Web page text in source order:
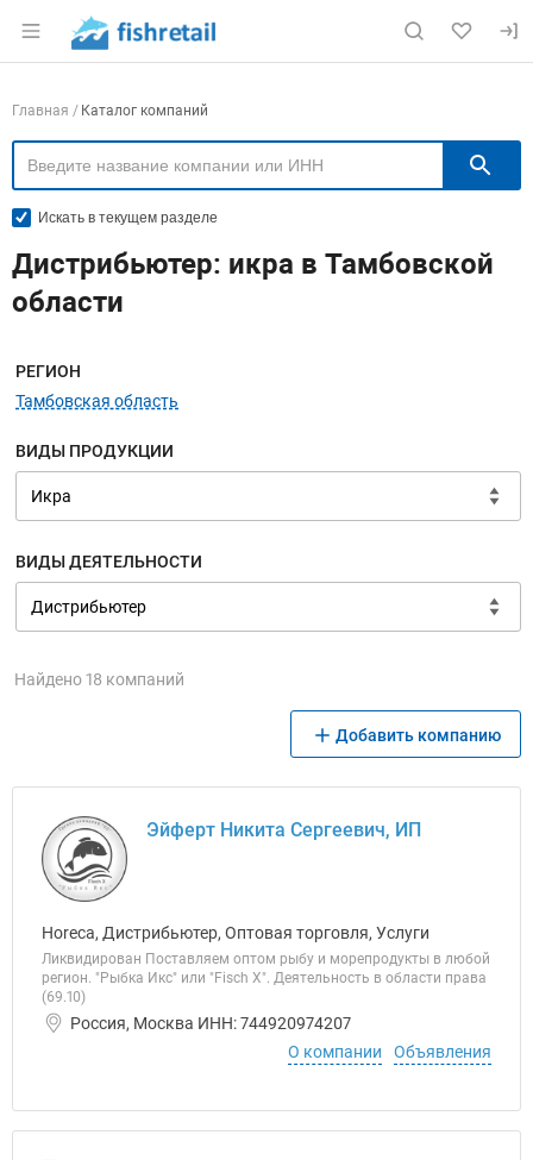
Раздел навигации по сайту fishretail.ru
Навигация по компаниям
Главная Каталог компаний
Искать в текущем разделе
Дистрибьютер: икра в Тамбовской
области
Меню навигации
РЕГИОН
Тамбовская область
ВИДЫ ПРОДУКЦИИ
ВИДЫ ДЕЯТЕЛЬНОСТИ
Найдено 18 компаний
Добавить компанию
Эйферт Никита Сергеевич, ИП
Horeca, Дистрибьютер, Оптовая торговля, Услуги
Ликвидирован Поставляем оптом рыбу и морепродукты в любой
регион. "Рыбка Икс" или "Fisch X". Деятельность в области права
(69.10)
Россия, Москва ИНН: 744920974207
О компании
Объявления